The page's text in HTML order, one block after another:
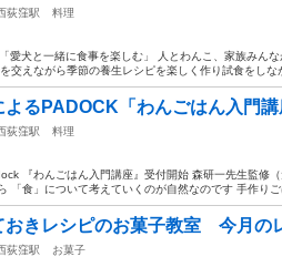
荻窪駅
料理
犬と一緒に食事を楽しむ」 人とわんこ、家族みん
交えながら季節の養生レシピを楽しく作り試食をしな
るPADOCK「わんごはん入門講
荻窪駅
料理
『わんごはん入門講座』受付開始 森研一先生監
「食」について考えていくのが自然なのです 手作りご
おきレシピのお菓子教室 今月の
荻窪駅
お菓子